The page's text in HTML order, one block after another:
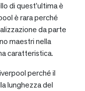
di quest’ultima è
è rara perché
da parte
maestri nella
caratteristica.
perché il
lunghezza del